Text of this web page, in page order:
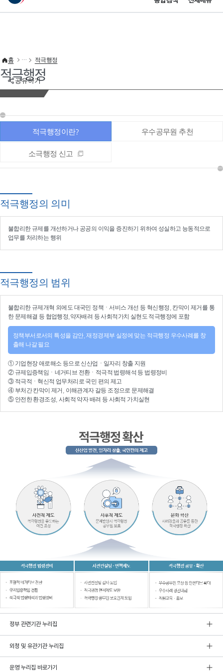
이 누리집은 대한민국 공식 전자정부 누리집입니다.
공유하기
홈 적극행정
적극행정
적극행정이란? 우수공무원 추천
소극행정 신고
적극행정의 의미
불합리한 규제를 개선하거나 공공의 이익을 증진하기 위하여 성실하고 능동적으로
업무를 처리하는 행위
적극행정의 범위
불합리한 규제개혁 외에도 대국민 정책ㆍ서비스 개선 등 혁신행정 , 칸막이 제거를 통
한 문제해결 등 협업행정 ,약자배려 등사회적가치 실현 도 적극행정에 포함
정책부서로서의 특성을 감안, 재정경제부 실정에 맞는 적극행정 우수사례를 창
출해 나갈 필요
① 기업현장 애로해소 등으로 신산업 ㆍ 일자리 창출 지원
② 규제입증책임 ㆍ 네거티브 전환ㆍ적극적 법령해석 등 법령정비
③ 적극적 ㆍ 혁신적 업무처리 로 국민 편의 제고
④ 부처간 칸막이 제거, 이해관계자 갈등 조정으로 문제해결
⑤ 안전한 환경조성, 사회적 약자 배려 등 사회적 가치실현
정부 관련기관 누리집
외청 및 유관기관 누리집
운영 누리집 바로가기